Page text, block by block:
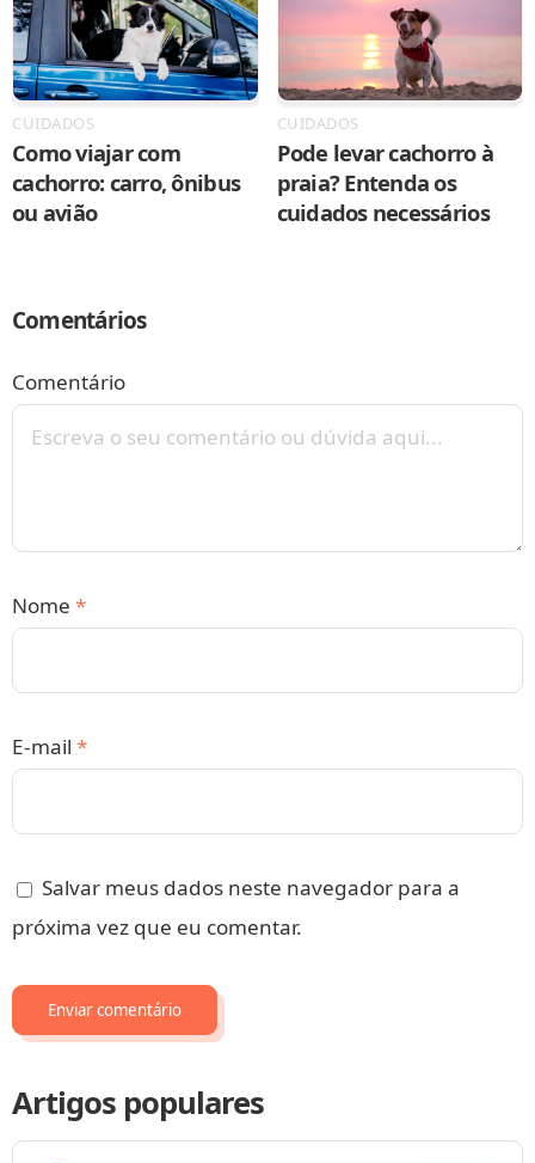
CUIDADOS
Como viajar com
cachorro: carro, ônibus
ou avião
CUIDADOS
Pode levar cachorro à
praia? Entenda os
cuidados necessários
Comentários
Comentário
Nome *
E-mail *
Salvar meus dados neste navegador para a
próxima vez que eu comentar.
Artigos populares